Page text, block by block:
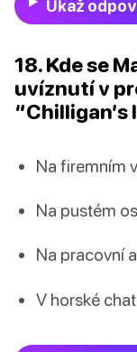
Ukaž
18. Kde se
uvíznutí v
“Chilligan’s
Na firemním
Na pustém
Na pracovní
V horské